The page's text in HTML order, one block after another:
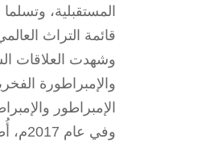
المستقبلية،
قائمة التراث
وشهدت العلاقات
الإمبراطور